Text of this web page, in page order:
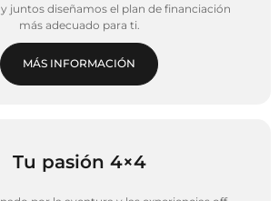
juntos diseñamos el plan de financiación
más adecuado para ti.
MÁS INFORMACIÓN
Tu pasión 4×4